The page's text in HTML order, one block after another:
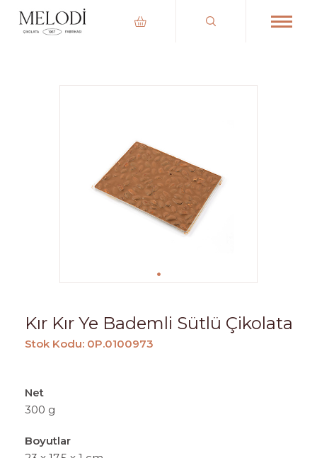
Kır Kır Ye Bademli Sütlü Çikolata
Stok Kodu: 0P.0100973
Net
300 g
Boyutlar